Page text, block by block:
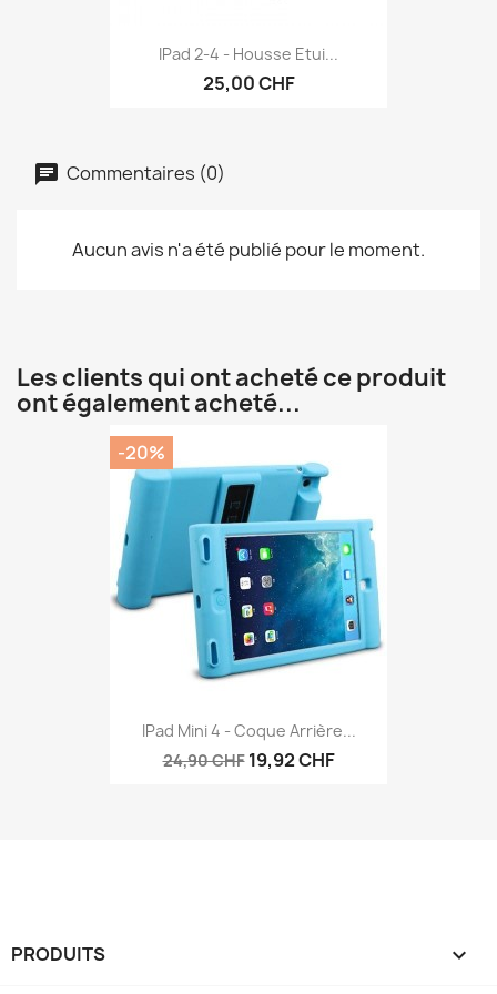
IPad 2-4 - Housse Etui...
25,00 CHF
Commentaires (0)
Aucun avis n'a été publié pour le moment.
Les clients qui ont acheté ce produit
ont également acheté...
IPad Mini 4 - Coque Arrière...
24,90 CHF 19,92 CHF
-20%
PRODUITS 